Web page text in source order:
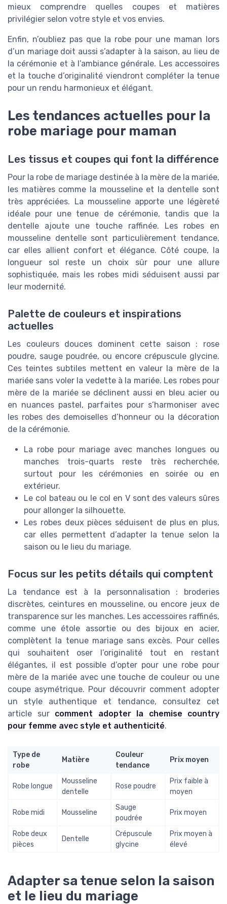
mieux comprendre quelles coupes et matières
privilégier selon votre style et vos envies.
Enfin, n’oubliez pas que la robe pour une maman lors
d’un mariage doit aussi s’adapter à la saison, au lieu de
la cérémonie et à l’ambiance générale. Les accessoires
et la touche d’originalité viendront compléter la tenue
pour un rendu harmonieux et élégant.
Les tendances actuelles pour la
robe mariage pour maman
Les tissus et coupes qui font la différence
Pour la robe de mariage destinée à la mère de la mariée,
les matières comme la mousseline et la dentelle sont
très appréciées. La mousseline apporte une légèreté
idéale pour une tenue de cérémonie, tandis que la
dentelle ajoute une touche raffinée. Les robes en
mousseline dentelle sont particulièrement tendance,
car elles allient confort et élégance. Côté coupe, la
longueur sol reste un choix sûr pour une allure
sophistiquée, mais les robes midi séduisent aussi par
leur modernité.
Palette de couleurs et inspirations
actuelles
Les couleurs douces dominent cette saison : rose
poudre, sauge poudrée, ou encore crépuscule glycine.
Ces teintes subtiles mettent en valeur la mère de la
mariée sans voler la vedette à la mariée. Les robes pour
mère de la mariée se déclinent aussi en bleu acier ou
en nuances pastel, parfaites pour s’harmoniser avec
les robes des demoiselles d’honneur ou la décoration
de la cérémonie.
La robe pour mariage avec manches longues ou
manches trois-quarts reste très recherchée,
surtout pour les cérémonies en soirée ou en
extérieur.
Le col bateau ou le col en V sont des valeurs sûres
pour allonger la silhouette.
Les robes deux pièces séduisent de plus en plus,
car elles permettent d’adapter la tenue selon la
saison ou le lieu du mariage.
Focus sur les petits détails qui comptent
La tendance est à la personnalisation : broderies
discrètes, ceintures en mousseline, ou encore jeux de
transparence sur les manches. Les accessoires raffinés,
comme une étole assortie ou des bijoux en acier,
complètent la tenue mariage sans excès. Pour celles
qui souhaitent oser l’originalité tout en restant
élégantes, il est possible d’opter pour une robe pour
mère de la mariée avec une touche de couleur ou une
coupe asymétrique. Pour découvrir comment adopter
un style authentique et tendance, consultez cet
article sur comment adopter la chemise country
pour femme avec style et authenticité.
Type de
robe
Matière
Couleur
tendance
Prix moyen
Robe longue
Mousseline
dentelle
Rose poudre
Prix faible à
moyen
Robe midi Mousseline
Sauge
poudrée
Prix moyen
Robe deux
pièces
Dentelle
Crépuscule
glycine
Prix moyen à
élevé
Adapter sa tenue selon la saison
et le lieu du mariage